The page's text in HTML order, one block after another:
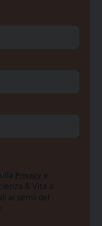
Privacy e
& Vita a
ai sensi del